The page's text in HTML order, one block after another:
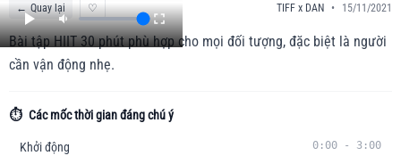
← Quay lại ♡ TIFF x DAN • 15/11/2021
Bài tập HIIT 30 phút phù hợp cho mọi đối tượng, đặc biệt là người
cần vận động nhẹ.
⏱️ Các mốc thời gian đáng chú ý
Khởi động 0:00 - 3:00